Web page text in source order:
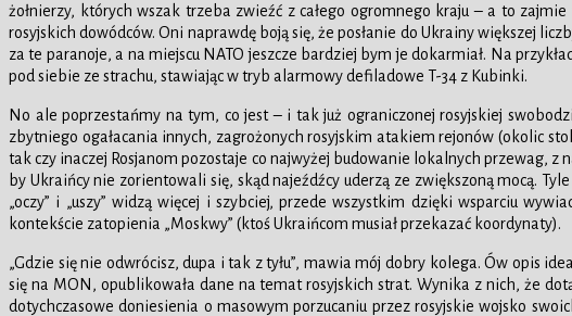
żołnierzy, których wszak trzeba zwieźć z całego ogromnego kraju – a to
rosyjskich dowódców. Oni naprawdę boją się, że posłanie do Ukrainy większej
za te paranoje, a na miejscu NATO jeszcze bardziej bym je dokarmiał. Na
pod siebie ze strachu, stawiając w tryb alarmowy defiladowe T-34 z Kubinki.
No ale poprzestańmy na tym, co jest – i tak już ograniczonej rosyjskiej
zbytniego ogałacania innych, zagrożonych rosyjskim atakiem rejonów (okolic
tak czy inaczej Rosjanom pozostaje co najwyżej budowanie lokalnych przewag,
by Ukraińcy nie zorientowali się, skąd najeźdźcy uderzą ze zwiększoną mocą.
„oczy” i „uszy” widzą więcej i szybciej, przede wszystkim dzięki wsparciu
kontekście zatopienia „Moskwy” (ktoś Ukraińcom musiał przekazać koordynaty).
„Gdzie się nie odwrócisz, dupa i tak z tyłu”, mawia mój dobry kolega. Ów opis
się na MON, opublikowała dane na temat rosyjskich strat. Wynika z nich, że
dotychczasowe doniesienia o masowym porzucaniu przez rosyjskie wojsko